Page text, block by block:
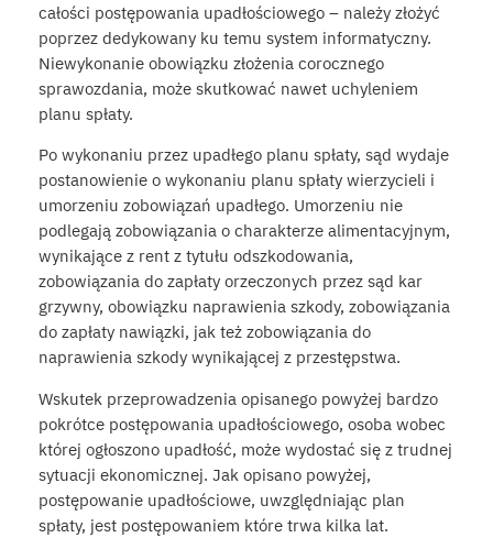
całości postępowania upadłościowego – należy złożyć
poprzez dedykowany ku temu system informatyczny.
Niewykonanie obowiązku złożenia corocznego
sprawozdania, może skutkować nawet uchyleniem
planu spłaty.
Po wykonaniu przez upadłego planu spłaty, sąd wydaje
postanowienie o wykonaniu planu spłaty wierzycieli i
umorzeniu zobowiązań upadłego. Umorzeniu nie
podlegają zobowiązania o charakterze alimentacyjnym,
wynikające z rent z tytułu odszkodowania,
zobowiązania do zapłaty orzeczonych przez sąd kar
grzywny, obowiązku naprawienia szkody, zobowiązania
do zapłaty nawiązki, jak też zobowiązania do
naprawienia szkody wynikającej z przestępstwa.
Wskutek przeprowadzenia opisanego powyżej bardzo
pokrótce postępowania upadłościowego, osoba wobec
której ogłoszono upadłość, może wydostać się z trudnej
sytuacji ekonomicznej. Jak opisano powyżej,
postępowanie upadłościowe, uwzględniając plan
spłaty, jest postępowaniem które trwa kilka lat.